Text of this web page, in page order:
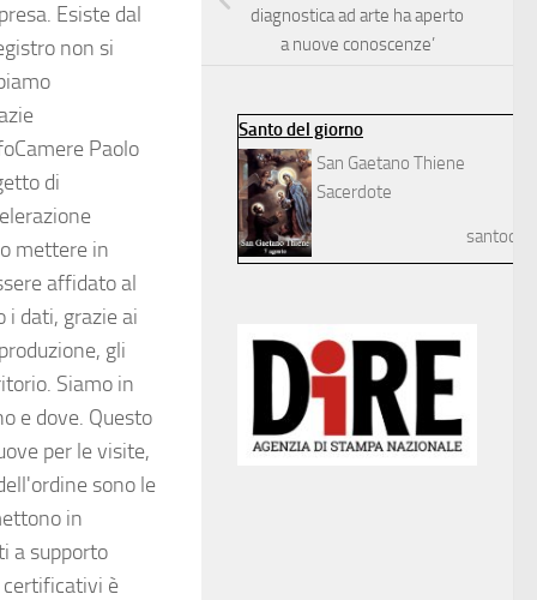
Esiste dal
non si
Paolo
di
mettere in
affidato al
i dati, grazie ai
gli
Siamo in
e dove. Questo
per le visite,
sono le
in
a supporto
certificativi è
diagnostica ad arte ha aperto
a nuove conoscenze’
Santo del giorno
San Gaetano Thiene
Sacerdote